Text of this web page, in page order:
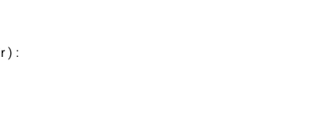
) :